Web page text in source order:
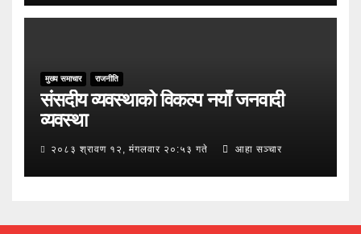
मुख्य समाचार राजनीति
संसदीय व्यवस्थाको विकल्प नयाँ जनवादी
व्यवस्था
२०८३ श्रावण १२, मंगलवार २०:५३ गते आहा सञ्चार